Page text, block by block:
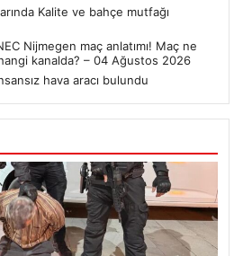
Kalite ve bahçe mutfağı
Nijmegen maç anlatımı! Maç ne
kanalda? – 04 Ağustos 2026
hava aracı bulundu